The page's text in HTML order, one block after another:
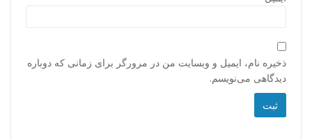
ذخیره نام، ایمیل و وبسایت من در مرورگر برای زمانی که دوباره
دیدگاهی می‌نویسم.